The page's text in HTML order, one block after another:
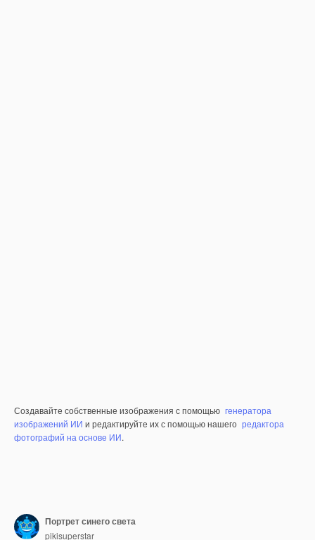
Создавайте собственные изображения с помощью генератора
изображений ИИ и редактируйте их с помощью нашего редактора
фотографий на основе ИИ.
Портрет синего света
pikisuperstar